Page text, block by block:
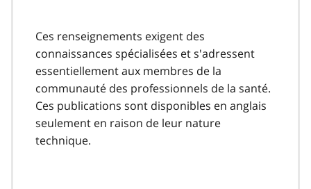
Ces renseignements exigent des
connaissances spécialisées et s'adressent
essentiellement aux membres de la
communauté des professionnels de la santé.
Ces publications sont disponibles en anglais
seulement en raison de leur nature
technique.